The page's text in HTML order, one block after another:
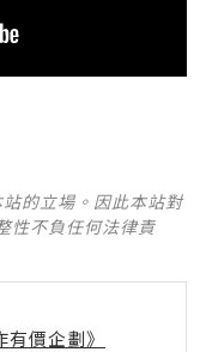
的立場。因此本站對
性不負任何法律責
價企劃》